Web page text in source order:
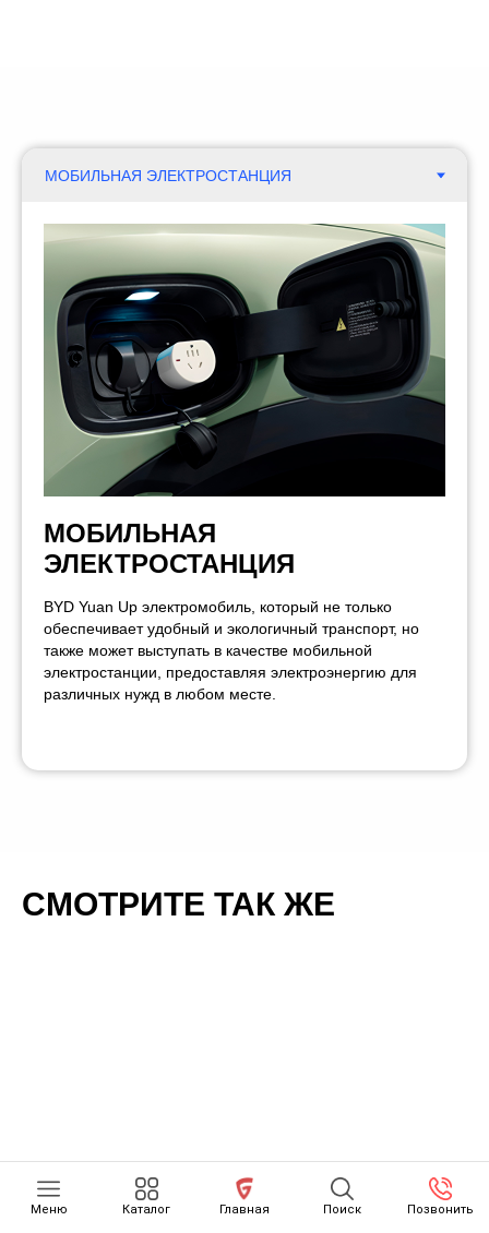
Меню Каталог Главная Поиск Позвонить
МОБИЛЬНАЯ
ЭЛЕКТРОСТАНЦИЯ
BYD Yuan Up электромобиль, который не только
обеспечивает удобный и экологичный транспорт, но
также может выступать в качестве мобильной
электростанции, предоставляя электроэнергию для
различных нужд в любом месте.
СМОТРИТЕ ТАК ЖЕ